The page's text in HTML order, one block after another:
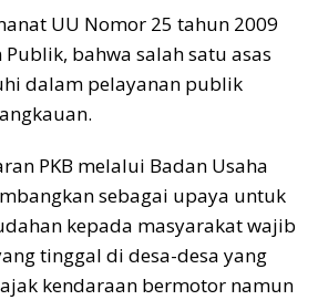
UU Nomor 25 tahun 2009
bahwa salah satu asas
dalam pelayanan publik
PKB melalui Badan Usaha
sebagai upaya untuk
kepada masyarakat wajib
tinggal di desa-desa yang
kendaraan bermotor namun